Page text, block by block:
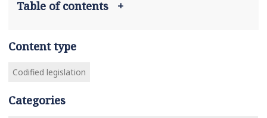
Table of contents +
Content type
Codified legislation
Categories